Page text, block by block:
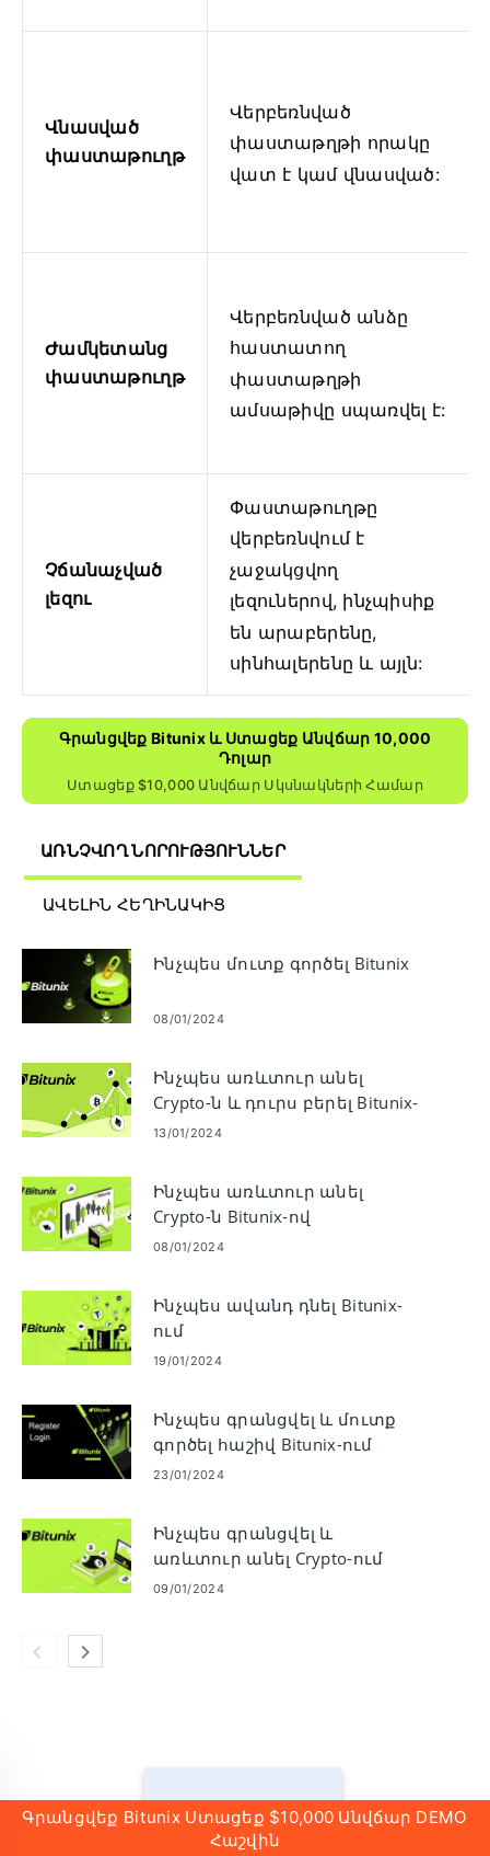
Վնասված
փաստաթուղթ
Վերբեռնված
փաստաթղթի որակը
վատ է կամ վնասված:
Ժամկետանց
փաստաթուղթ
Վերբեռնված անձը
հաստատող
փաստաթղթի
ամսաթիվը սպառվել է:
Չճանաչված
լեզու
Փաստաթուղթը
վերբեռնվում է
չաջակցվող
լեզուներով, ինչպիսիք
են արաբերենը,
սինհալերենը և այլն:
Գրանցվեք Bitunix ԵՒ Ստացեք Անվճար 10,000
Դոլար
Ստացեք $10,000 Անվճար Սկսնակների Համար
ԱՌՆՉՎՈՂ ՆՈՐՈՒԹՅՈՒՆՆԵՐ
ԱՎԵԼԻՆ ՀԵՂԻՆԱԿԻՑ
Ինչպես մուտք գործել Bitunix
08/01/2024
Ինչպես առևտուր անել
Crypto-ն և դուրս բերել Bitunix-
ով
13/01/2024
Ինչպես առևտուր անել
Crypto-ն Bitunix-ով
08/01/2024
Ինչպես ավանդ դնել Bitunix-
ում
19/01/2024
Ինչպես գրանցվել և մուտք
գործել հաշիվ Bitunix-ում
23/01/2024
Ինչպես գրանցվել և
առևտուր անել Crypto-ում
Bitunix-ում
09/01/2024
Գրանցվեք Bitunix Ստացեք $10,000 Անվճար DEMO
Հաշվին